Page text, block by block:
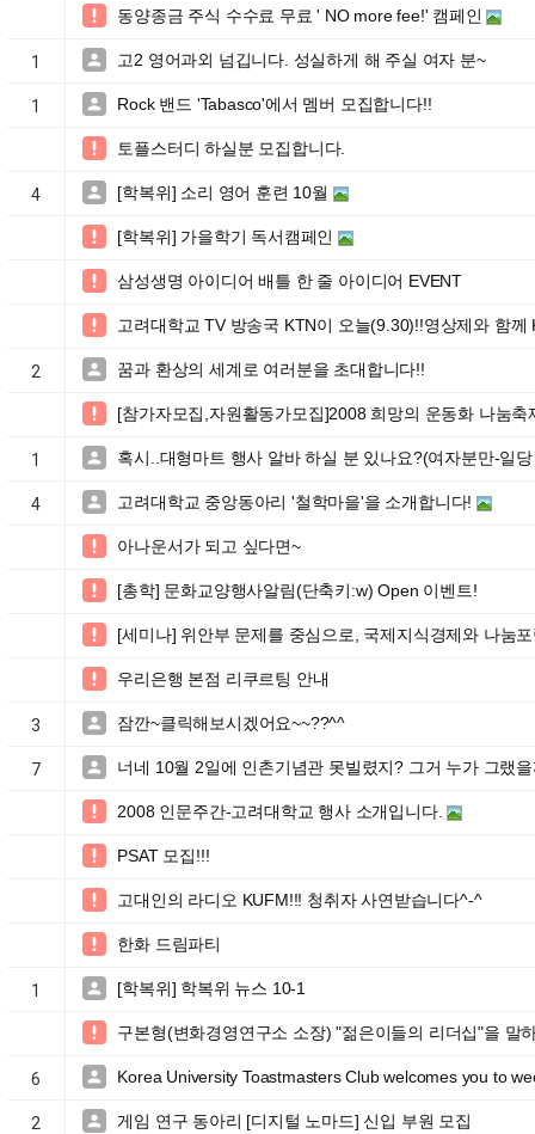
 동양종금 주식 수수료 무료 ' NO more fee!' 캠페인
1  고2 영어과외 넘깁니다. 성실하게 해 주실 여자 분~
1  Rock 밴드 'Tabasco'에서 멤버 모집합니다!!
 토플스터디 하실분 모집합니다.
4  [학복위] 소리 영어 훈련 10월
 [학복위] 가을학기 독서캠페인
 삼성생명 아이디어 배틀 한 줄 아이디어 EVENT
 고려대학교 TV 방송국 KTN이 오늘(9.30)!!영상제와 함께
2  꿈과 환상의 세계로 여러분을 초대합니다!!
 [참가자모집,자원활동가모집]2008 희망의 운동화 나눔
1  혹시..대형마트 행사 알바 하실 분 있나요?(여자분만-일
4  고려대학교 중앙동아리 '철학마을'을 소개합니다!
 아나운서가 되고 싶다면~
 [총학] 문화교양행사알림(단축키:w) Open 이벤트!
 [세미나] 위안부 문제를 중심으로, 국제지식경제와 나눔
 우리은행 본점 리쿠르팅 안내
3  잠깐~클릭해보시겠어요~~??^^
7  너네 10월 2일에 인촌기념관 못빌렸지? 그거 누가 그랬
 2008 인문주간-고려대학교 행사 소개입니다.
 PSAT 모집!!!
 고대인의 라디오 KUFM!!! 청취자 사연받습니다^-^
 한화 드림파티
1  [학복위] 학복위 뉴스 10-1
 구본형(변화경영연구소 소장) "젊은이들의 리더십"을 말
6  Korea University Toastmasters Club welcomes you to
2  게임 연구 동아리 [디지털 노마드] 신입 부원 모집